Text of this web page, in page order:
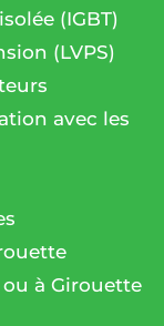
(IGBT)
(LVPS)
avec les
à Girouette